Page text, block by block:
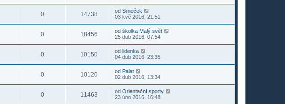
0 14738 od Srneček
03 kvě 2016, 21:51
0 18456 od školka Malý svět
25 dub 2016, 07:54
0 10150 od lidenka
04 dub 2016, 23:35
0 10120 od Palat
02 dub 2016, 13:34
0 11463 od Orientační sporty
23 úno 2016, 16:48